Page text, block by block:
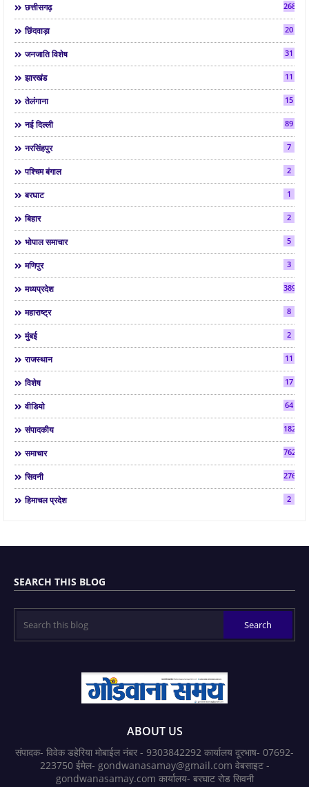
छत्तीसगढ़ 268
छिंदवाड़ा 20
जनजाति विशेष 31
झारखंड 11
तेलंगाना 15
नई दिल्ली 89
नरसिंहपुर 7
पश्चिम बंगाल 2
बरघाट 1
बिहार 2
भोपाल समाचार 5
मणिपुर 3
मध्यप्रदेश 3892
महाराष्ट्र 8
मुंबई 2
राजस्थान 11
विशेष 17
वीडियो 64
संपादकीय 182
समाचार 7624
सिवनी 2763
हिमाचल प्रदेश 2
SEARCH THIS BLOG
ABOUT US
संपादक- विवेक डहेरिया मोबाईल नंबर - 9303842292 कार्यालय दूरभाष- 07692-
223750 ईमेल- gondwanasamay@gmail.com वेबसाइट -
gondwanasamay.com कार्यालय- बरघाट रोड सिवनी